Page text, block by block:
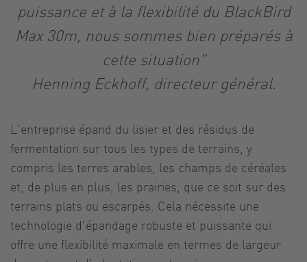
puissance et à la flexibilité du BlackBird
Max 30m, nous sommes bien préparés à
cette situation"
Henning Eckhoff, directeur général.
L'entreprise épand du lisier et des résidus de
fermentation sur tous les types de terrains, y
compris les terres arables, les champs de céréales
et, de plus en plus, les prairies, que ce soit sur des
terrains plats ou escarpés. Cela nécessite une
technologie d'épandage robuste et puissante qui
offre une flexibilité maximale en termes de largeur